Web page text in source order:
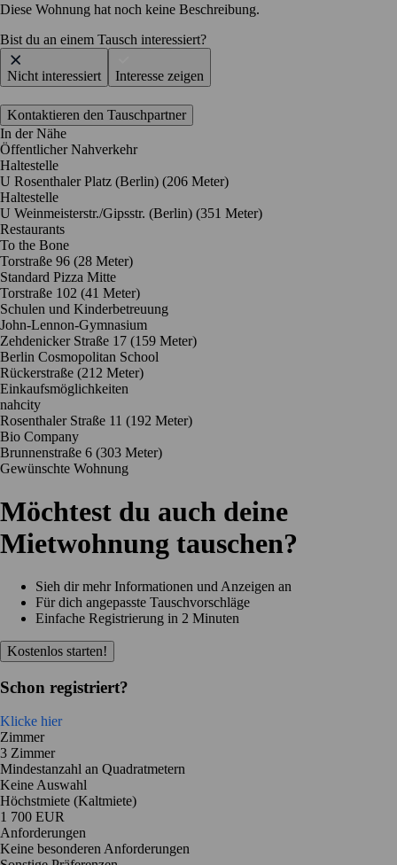
Diese Wohnung hat noch keine Beschreibung.
Bist du an einem Tausch interessiert?
Nicht interessiert Interesse zeigen
Kontaktieren den Tauschpartner
In der Nähe
Öffentlicher Nahverkehr
Haltestelle
U Rosenthaler Platz (Berlin) (206 Meter)
Haltestelle
U Weinmeisterstr./Gipsstr. (Berlin) (351 Meter)
Restaurants
To the Bone
Torstraße 96 (28 Meter)
Standard Pizza Mitte
Torstraße 102 (41 Meter)
Schulen und Kinderbetreuung
John-Lennon-Gymnasium
Zehdenicker Straße 17 (159 Meter)
Berlin Cosmopolitan School
Rückerstraße (212 Meter)
Einkaufsmöglichkeiten
nahcity
Rosenthaler Straße 11 (192 Meter)
Bio Company
Brunnenstraße 6 (303 Meter)
Gewünschte Wohnung
Möchtest du auch deine
Mietwohnung tauschen?
Sieh dir mehr Informationen und Anzeigen an
Für dich angepasste Tauschvorschläge
Einfache Registrierung in 2 Minuten
Kostenlos starten!
Schon registriert?
Klicke hier
Zimmer
3 Zimmer
Mindestanzahl an Quadratmetern
Keine Auswahl
Höchstmiete (Kaltmiete)
1 700 EUR
Anforderungen
Keine besonderen Anforderungen